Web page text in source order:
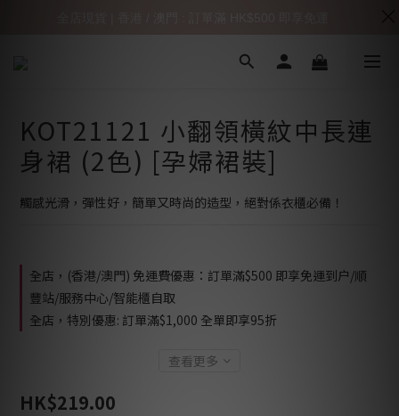
KOT21121 小翻領橫紋中長連
身裙 (2色) [孕婦裙裝]
觸感光滑，彈性好，簡單又時尚的造型，絕對係衣櫃必備！
全店，(香港/澳門) 免運費優惠：訂單滿$500 即享免運到户/順
豐站/服務中心/智能櫃自取
全店，特別優惠: 訂單滿$1,000 全單即享95折
查看更多
HK$219.00